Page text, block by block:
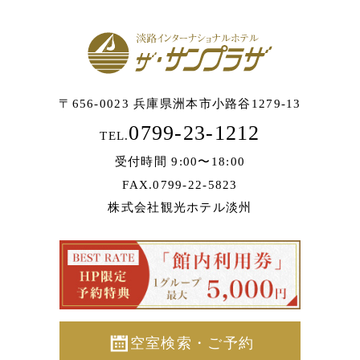
〒656-0023 兵庫県洲本市小路谷1279-13
TEL.0799-23-1212
受付時間 9:00〜18:00
FAX.0799-22-5823
株式会社観光ホテル淡州
空室検索・ご予約